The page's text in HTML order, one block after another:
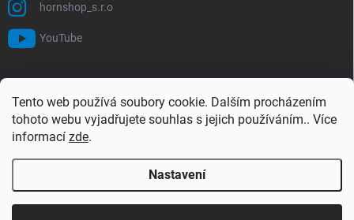
Tento web používá soubory cookie. Dalším procházením
tohoto webu vyjadřujete souhlas s jejich používáním.. Více
informací zde.
Nastavení
hornshop_s.r.o
YouTube
Hledat
Copyright 2026Hornshop. Všechna práva vyhrazena.Upravit nastavení